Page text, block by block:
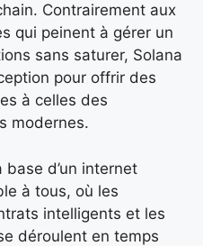
Contrairement aux
qui peinent à gérer un
sans saturer, Solana
pour offrir des
à celles des
modernes.
d’un internet
à tous, où les
intelligents et les
déroulent en temps